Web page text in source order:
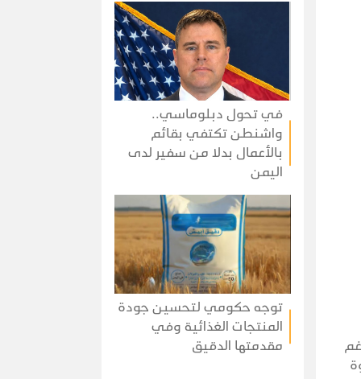
في تحول دبلوماسي..
واشنطن تكتفي بقائم
بالأعمال بدلا من سفير لدى
اليمن
توجه حكومي لتحسين جودة
المنتجات الغذائية وفي
مقدمتها الدقيق